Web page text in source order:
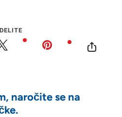
DELITE
naročite se na